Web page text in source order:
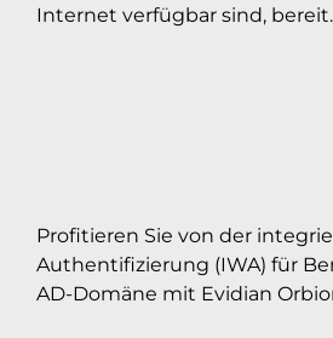
Internet verfügbar sind, bereit.
Profitieren Sie von der
Authentifizierung (IWA) für
AD-Domäne mit Evidian